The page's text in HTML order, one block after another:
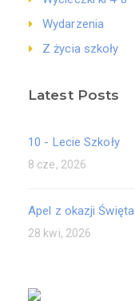
Wydarzenia
Z życia szkoły
Latest Posts
10 - Lecie Szkoły
8 cze, 2026
Apel z okazji
28 kwi, 2026